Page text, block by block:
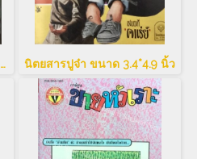
นิตยสารม้ามืด ขนาด 3.4*4.9 นิ้ว นิตยสารปูจ๋า ขนาด 3.4*4.9 นิ้ว